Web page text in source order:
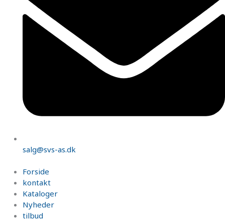
salg@svs-as.dk
Forside
kontakt
Kataloger
Nyheder
tilbud